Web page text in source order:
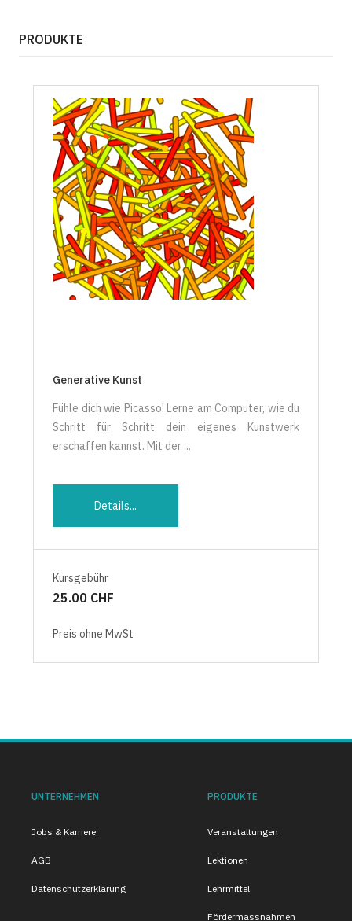
PRODUKTE
Generative Kunst
Fühle dich wie Picasso! Lerne am Computer, wie du
Schritt für Schritt dein eigenes Kunstwerk
erschaffen kannst. Mit der ...
Details...
Kursgebühr
25.00 CHF
Preis ohne MwSt
UNTERNEHMEN
Jobs & Karriere
AGB
Datenschutzerklärung
PRODUKTE
Veranstaltungen
Lektionen
Lehrmittel
Fördermassnahmen